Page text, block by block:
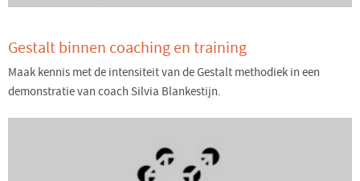
Gestalt binnen coaching en training
Maak kennis met de intensiteit van de Gestalt methodiek in een
demonstratie van coach Silvia Blankestijn.